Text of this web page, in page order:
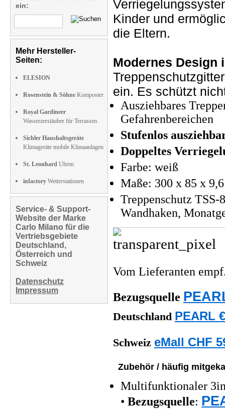
ein:
Mehr Hersteller-
Seiten:
ELESION
Rosenstein & Söhne Komposter
Royal Gardineer
Wasserzerstäuber für Terrassen
Sichler Haushaltsgeräte
Klimageräte mobile Klimaanlagen
St. Leonhard Uhren
infactory Wetterstationen
Service- & Support-
Website der Marke
Carlo Milano für die
Vertriebsgebiete
Deutschland,
Österreich und
Schweiz
Datenschutz
Impressum
Kinder und
die Eltern.
Modernes Design
ein. Es schützt
Ausziehbares
Gefahrenbereichen
Stufenlos
Doppeltes
Farbe: weiß
Maße: 300 x 85 x
Treppenschutz
Wandhaken,
Vom Lieferanten
Bezugsquelle
Deutschland PEARL
Schweiz eMall CHF
Zubehör / häufig
Multifunktionaler
• Bezugsquelle: